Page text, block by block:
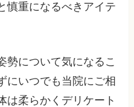
慎重になるべきアイテ
勢について気になるこ
にいつでも当院にご相
は柔らかくデリケート